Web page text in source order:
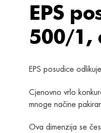
EPS
500/1,
EPS posudice
Cjenovno vrlo
mnoge načine
Ova dimenzija se